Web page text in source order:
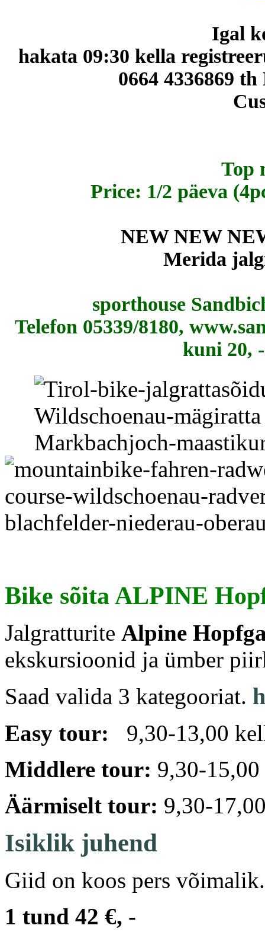
Igal
hakata 09:30 kella
0664 4336869 th
Top
Price: 1/2 päeva
NEW NEW
Merida
sporthouse
Telefon 05339/8180,
kuni 20,
Bike sõita ALPINE
Jalgratturite Alpine
ekskursioonid ja ümber
Saad valida 3 kategooriat.
Easy tour: 9,30-13,00
Middlere tour: 9,30-
Äärmiselt tour: 9,30-
Isiklik juhend
Giid on koos pers võimalik.
1 tund 42 €, -